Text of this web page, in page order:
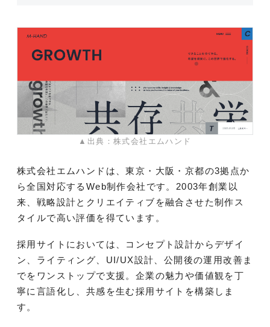
▲出典：株式会社エムハンド
株式会社エムハンドは、東京・大阪・京都の3拠点か
ら全国対応するWeb制作会社です。2003年創業以
来、戦略設計とクリエイティブを融合させた制作ス
タイルで高い評価を得ています。
採用サイトにおいては、コンセプト設計からデザイ
ン、ライティング、UI/UX設計、公開後の運用改善ま
でをワンストップで支援。企業の魅力や価値観を丁
寧に言語化し、共感を生む採用サイトを構築しま
す。